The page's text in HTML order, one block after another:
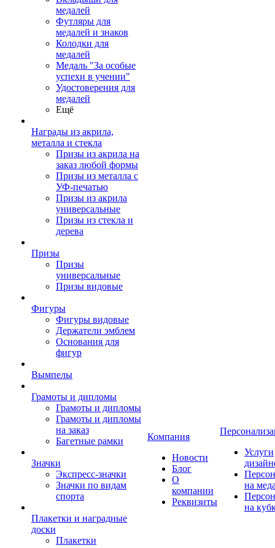
медалей
Футляры для
медалей и знаков
Колодки для
медалей
Медаль "За особые
успехи в учении"
Удостоверения для
медалей
Ещё
Награды из акрила,
металла и стекла
Призы из акрила на
заказ любой формы
Призы из металла с
УФ-печатью
Призы из акрила
универсальные
Призы из стекла и
дерева
Призы
Призы
универсальные
Призы видовые
Фигуры
Фигуры видовые
Держатели эмблем
Основания для
фигур
Вымпелы
Грамоты и дипломы
Грамоты и дипломы
Грамоты и дипломы
на заказ
Багетные рамки
Значки
Экспресс-значки
Значки по видам
спорта
Плакетки и наградные
доски
Плакетки
Компания
Новости
Блог
О
компании
Реквизиты
Услуги
на
на